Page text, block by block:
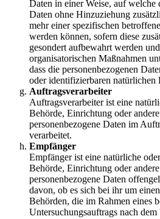
Daten in einer Weise, auf welche
Daten ohne Hinzuziehung
mehr einer spezifischen
werden können, sofern diese
gesondert aufbewahrt werden
organisatorischen Maßnahmen
dass die personenbezogenen
oder identifizierbaren natürlichen
Auftragsverarbeiter
Auftragsverarbeiter ist eine
Behörde, Einrichtung oder
personenbezogene Daten im
verarbeitet.
Empfänger
Empfänger ist eine natürliche
Behörde, Einrichtung oder
personenbezogene Daten
davon, ob es sich bei ihr um
Behörden, die im Rahmen eines
Untersuchungsauftrags nach